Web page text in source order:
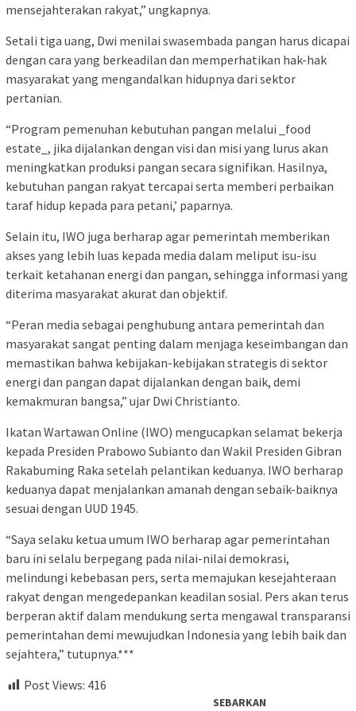
mensejahterakan rakyat,” ungkapnya.
Setali tiga uang, Dwi menilai swasembada pangan harus dicapai
dengan cara yang berkeadilan dan memperhatikan hak-hak
masyarakat yang mengandalkan hidupnya dari sektor
pertanian.
“Program pemenuhan kebutuhan pangan melalui _food
estate_, jika dijalankan dengan visi dan misi yang lurus akan
meningkatkan produksi pangan secara signifikan. Hasilnya,
kebutuhan pangan rakyat tercapai serta memberi perbaikan
taraf hidup kepada para petani,’ paparnya.
Selain itu, IWO juga berharap agar pemerintah memberikan
akses yang lebih luas kepada media dalam meliput isu-isu
terkait ketahanan energi dan pangan, sehingga informasi yang
diterima masyarakat akurat dan objektif.
“Peran media sebagai penghubung antara pemerintah dan
masyarakat sangat penting dalam menjaga keseimbangan dan
memastikan bahwa kebijakan-kebijakan strategis di sektor
energi dan pangan dapat dijalankan dengan baik, demi
kemakmuran bangsa,” ujar Dwi Christianto.
Ikatan Wartawan Online (IWO) mengucapkan selamat bekerja
kepada Presiden Prabowo Subianto dan Wakil Presiden Gibran
Rakabuming Raka setelah pelantikan keduanya. IWO berharap
keduanya dapat menjalankan amanah dengan sebaik-baiknya
sesuai dengan UUD 1945.
“Saya selaku ketua umum IWO berharap agar pemerintahan
baru ini selalu berpegang pada nilai-nilai demokrasi,
melindungi kebebasan pers, serta memajukan kesejahteraan
rakyat dengan mengedepankan keadilan sosial. Pers akan terus
berperan aktif dalam mendukung serta mengawal transparansi
pemerintahan demi mewujudkan Indonesia yang lebih baik dan
sejahtera,” tutupnya.***
Post Views: 416
SEBARKAN